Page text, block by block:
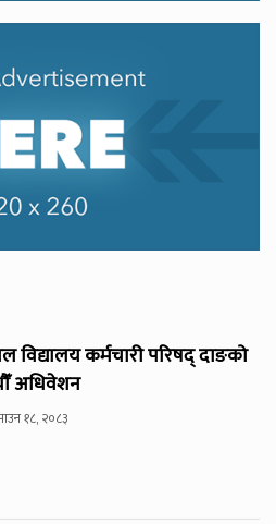
विद्यालय कर्मचारी परिषद् दाङको
अधिवेशन
१८, २०८३